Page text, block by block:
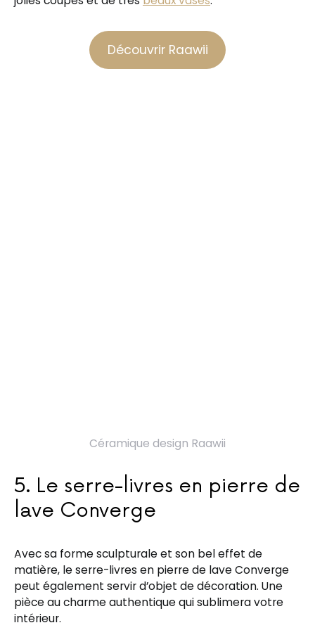
Découvrir Raawii
Céramique design Raawii
5. Le serre-livres en pierre de
lave Converge
Avec sa forme sculpturale et son bel effet de
matière, le serre-livres en pierre de lave Converge
peut également servir d’objet de décoration. Une
pièce au charme authentique qui sublimera votre
intérieur.